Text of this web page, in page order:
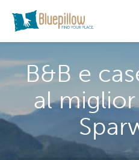
B&B e
al